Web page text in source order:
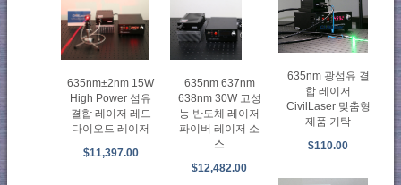
635nm±2nm 15W
High Power 섬유
결합 레이저 레드
다이오드 레이저
$11,397.00
635nm 637nm
638nm 30W 고성
능 반도체 레이저
파이버 레이저 소
스
$12,482.00
635nm 광섬유 결
합 레이저
CivilLaser 맞춤형
제품 기탁
$110.00